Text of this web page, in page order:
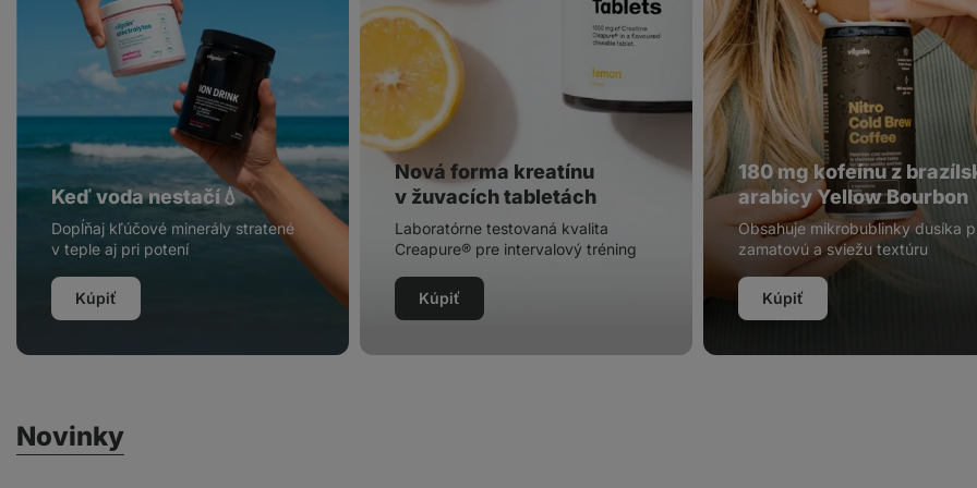
Keď voda nestačí💧
Dopĺňaj kľúčové minerály stratené
v teple aj pri potení
Kúpiť
Nová forma kreatínu
v žuvacích tabletách
Laboratórne testovaná kvalita
Creapure® pre intervalový tréning
Kúpiť
180 mg kofeínu z
arabicy Yellow Bourbon
Obsahuje mikrobublinky dusíka
zamatovú a sviežu textúru
Kúpiť
Novinky